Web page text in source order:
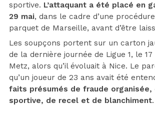
sportive. L’attaquant a été placé en
29 mai, dans le cadre d’une
parquet de Marseille, avant d’être
Les soupçons portent sur un carton
de la dernière journée de Ligue 1, le
Metz, alors qu’il évoluait à Nice. Le
qu’un joueur de 23 ans avait été
faits présumés de fraude organisée,
sportive, de recel et de blanchiment.